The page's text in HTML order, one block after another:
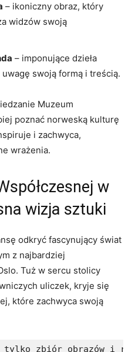
–⁤ ikoniczny obraz, ‍który
widzów⁤ swoją
– imponujące dzieła
‍swoją formą i treścią.
Muzeum
poznać‍ norweską kulturę
i⁢ zachwyca,
​wrażenia.
‍w
wizja⁤ sztuki
odkryć fascynujący świat⁤
z najbardziej
Tuż w sercu stolicy
uliczek,⁢ kryje się
⁣które zachwyca swoją
zbiór obrazów i